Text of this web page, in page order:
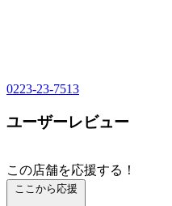
0223-23-7513
ユーザーレビュー
この店舗を応援する！
ここから応援